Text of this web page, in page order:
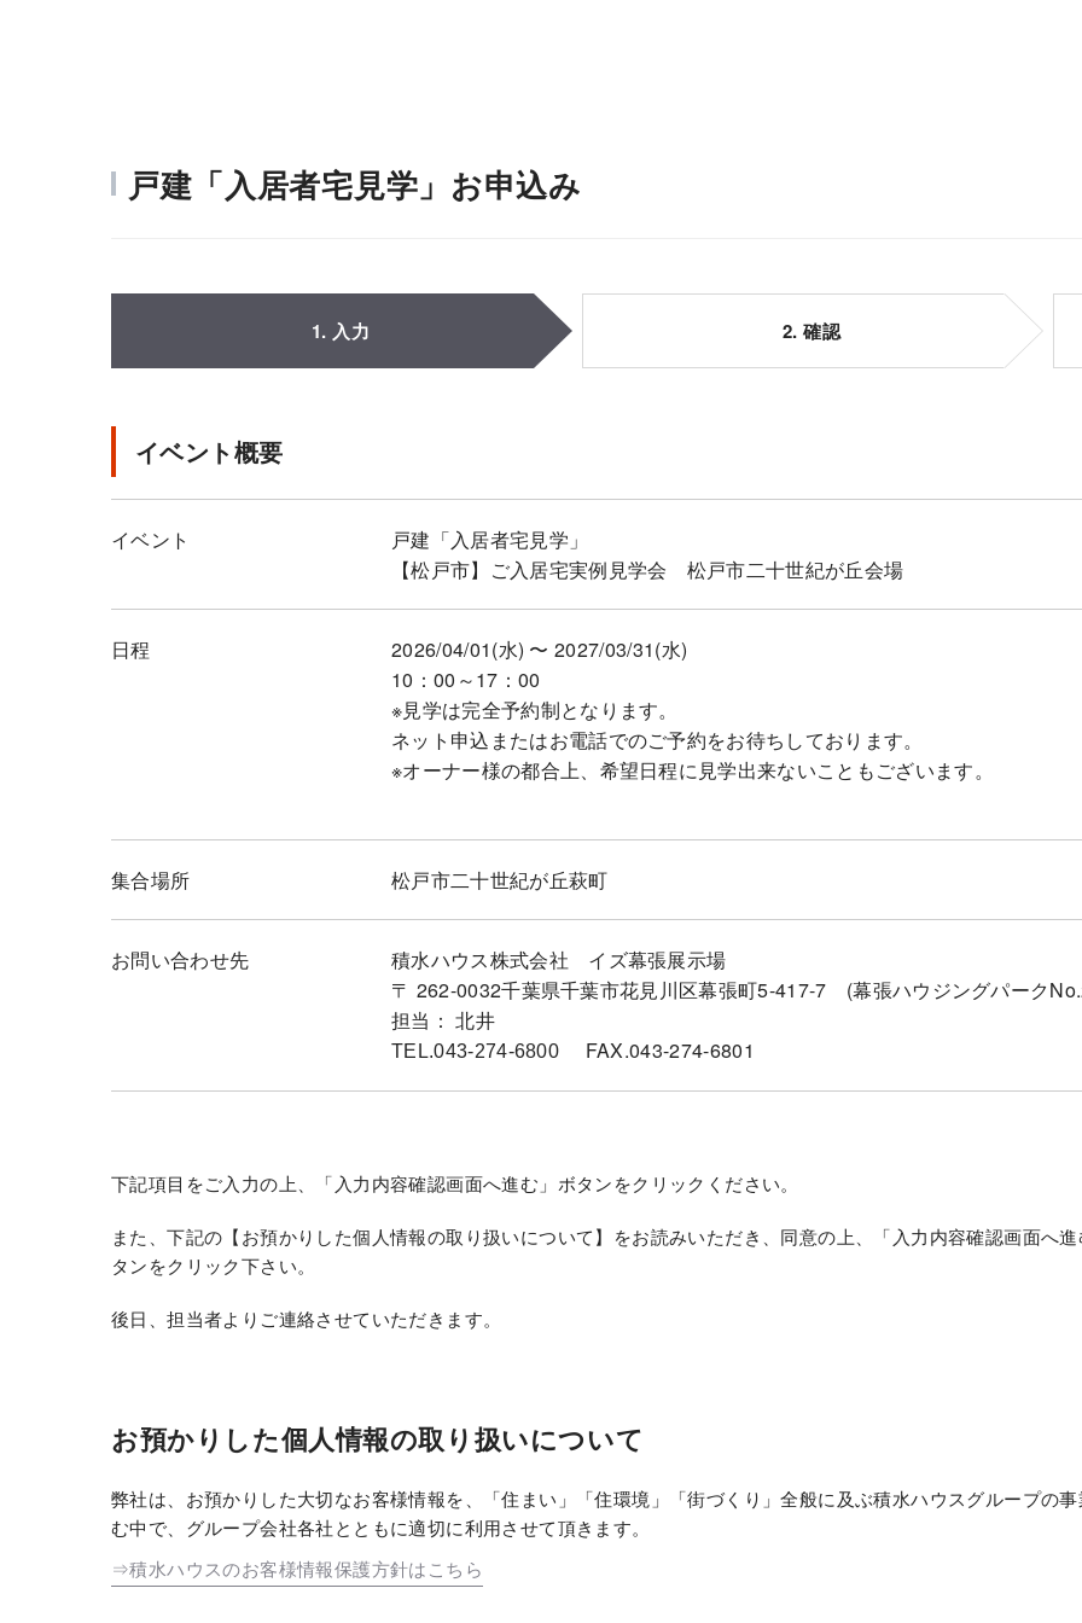
戸建「入居者宅見学」お申込み
1. 入力 2. 確認
イベント概要
イベント
戸建「入居者宅見学」
【松戸市】ご入居宅実例見学会 松戸市二十世紀が丘会場
日程
2026/04/01(水) 〜 2027/03/31(水)
10：00～17：00
※見学は完全予約制となります。
ネット申込またはお電話でのご予約をお待ちしております。
※オーナー様の都合上、希望日程に見学出来ないこともございます。
集合場所 松戸市二十世紀が丘萩町
お問い合わせ先
積水ハウス株式会社 イズ幕張展示場
〒 262-0032千葉県千葉市花見川区幕張町5-417-7 (幕張ハウジングパーク
担当： 北井
TEL.043-274-6800 FAX.043-274-6801
下記項目をご入力の上、「入力内容確認画面へ進む」ボタンをクリックください。
また、下記の【お預かりした個人情報の取り扱いについて】をお読みいただき、同意の上、「入力内容確認画面へ
タンをクリック下さい。
後日、担当者よりご連絡させていただきます。
お預かりした個人情報の取り扱いについて
弊社は、お預かりした大切なお客様情報を、「住まい」「住環境」「街づくり」全般に及ぶ積水ハウスグループの
む中で、グループ会社各社とともに適切に利用させて頂きます。
⇒積水ハウスのお客様情報保護方針はこちら